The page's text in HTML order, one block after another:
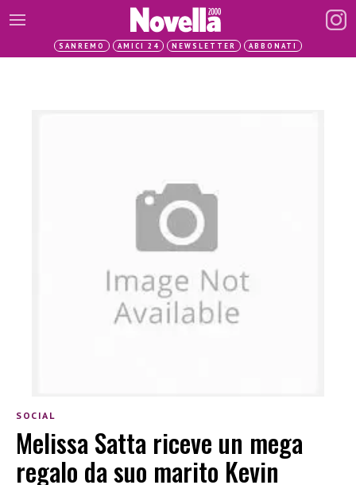
SANREMO AMICI 24 NEWSLETTER ABBONATI
SOCIAL
Melissa Satta riceve un mega
regalo da suo marito Kevin